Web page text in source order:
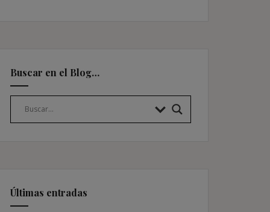
Buscar en el Blog…
Últimas entradas